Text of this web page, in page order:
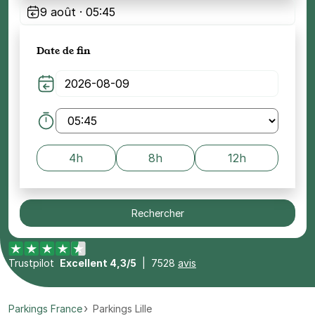
9 août · 05:45
Date de fin
4h 8h 12h
Rechercher
Trustpilot Excellent 4,3/5 7528 avis
Parkings France Parkings Lille